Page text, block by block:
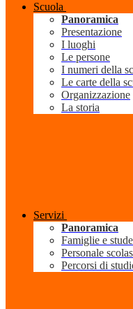
Scuola
Panoramica
Presentazione
I luoghi
Le persone
I numeri della
Le carte della
Organizzazione
La storia
Servizi
Panoramica
Famiglie e
Personale
Percorsi di